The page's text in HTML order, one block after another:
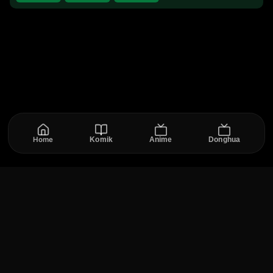
Kuroshitsuji: Book of Circus (Black Butler III) 4.
Home Komik Anime Donghua